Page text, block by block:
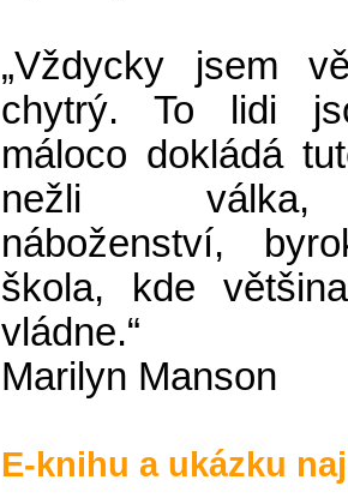
„Vždycky jsem
chytrý. To lidi
máloco dokládá
nežli válka,
náboženství,
škola, kde
vládne.“
Marilyn Manson
E-knihu a ukázku